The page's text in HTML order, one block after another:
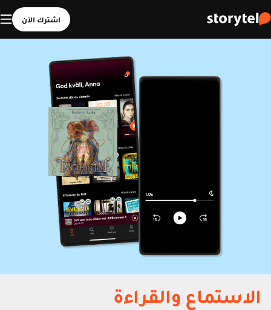
اشترك الآن
الاستماع والقراءة